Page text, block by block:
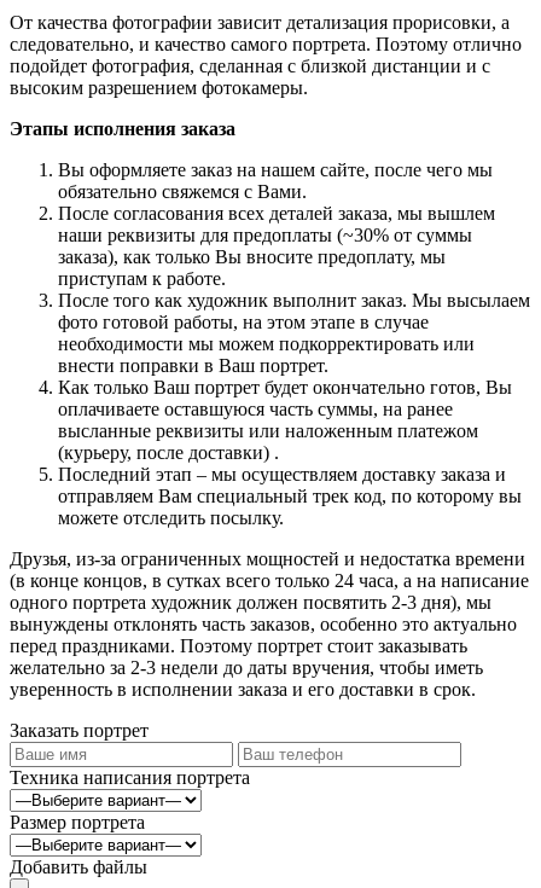
От качества фотографии зависит детализация прорисовки, а
следовательно, и качество самого портрета. Поэтому отлично
подойдет фотография, сделанная с близкой дистанции и с
высоким разрешением фотокамеры.
Этапы исполнения заказа
Вы оформляете заказ на нашем сайте, после чего мы
обязательно свяжемся с Вами.
После согласования всех деталей заказа, мы вышлем
наши реквизиты для предоплаты (~30% от суммы
заказа), как только Вы вносите предоплату, мы
приступам к работе.
После того как художник выполнит заказ. Мы высылаем
фото готовой работы, на этом этапе в случае
необходимости мы можем подкорректировать или
внести поправки в Ваш портрет.
Как только Ваш портрет будет окончательно готов, Вы
оплачиваете оставшуюся часть суммы, на ранее
высланные реквизиты или наложенным платежом
(курьеру, после доставки) .
Последний этап – мы осуществляем доставку заказа и
отправляем Вам специальный трек код, по которому вы
можете отследить посылку.
Друзья, из-за ограниченных мощностей и недостатка времени
(в конце концов, в сутках всего только 24 часа, а на написание
одного портрета художник должен посвятить 2-3 дня), мы
вынуждены отклонять часть заказов, особенно это актуально
перед праздниками. Поэтому портрет стоит заказывать
желательно за 2-3 недели до даты вручения, чтобы иметь
уверенность в исполнении заказа и его доставки в срок.
Заказать портрет
Техника написания портрета
Размер портрета
Добавить файлы